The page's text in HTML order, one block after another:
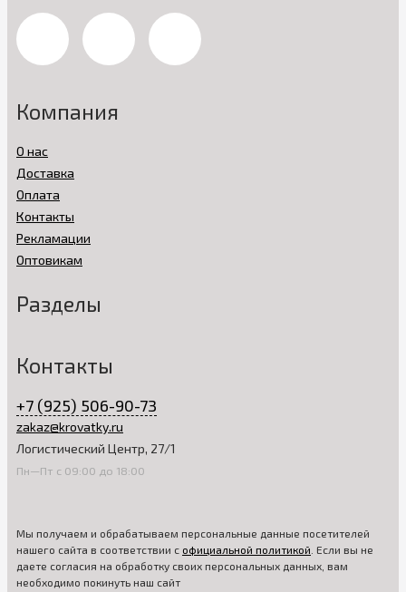
Компания
О нас
Доставка
Оплата
Контакты
Рекламации
Оптовикам
Разделы
Контакты
+7 (925) 506-90-73
zakaz@krovatky.ru
Логистический Центр, 27/1
Пн—Пт с 09:00 до 18:00
Мы получаем и обрабатываем персональные данные посетителей
нашего сайта в соответствии с официальной политикой . Если вы не
даете согласия на обработку своих персональных данных, вам
необходимо покинуть наш сайт